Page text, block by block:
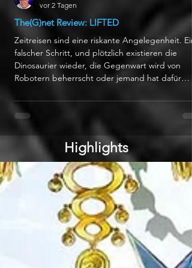
The(G)net Review: LIFTED
Zeitreisen sind eine riskante Angelegenheit. Ein
falscher Schritt, und plötzlich existieren die
Dinosaurier wieder, die Gegenwart wird von
Robotern beherrscht oder jemand hat dafür
fällt die Katastrophe etwas kleiner aus: Die
Geschichte bleibt intakt, dafür funktioniert
wie es sollte. Das farbenfrohe Abenteuer ist das
Debüt von Adventure Works, einem neuen
das vom ehemaligen D
vor 2 Tagen
Highlights